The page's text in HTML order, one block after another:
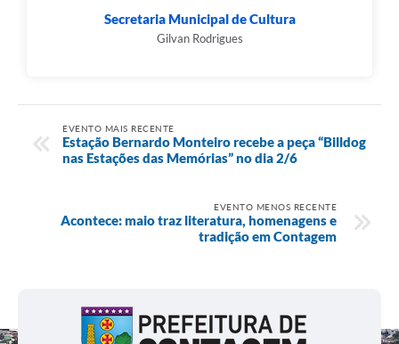
Secretaria Municipal de Cultura
Gilvan Rodrigues
EVENTO MAIS RECENTE
Estação Bernardo Monteiro recebe a peça “Billdog
nas Estações das Memórias” no dia 2/6
EVENTO MENOS RECENTE
Acontece: maio traz literatura, homenagens e
tradição em Contagem